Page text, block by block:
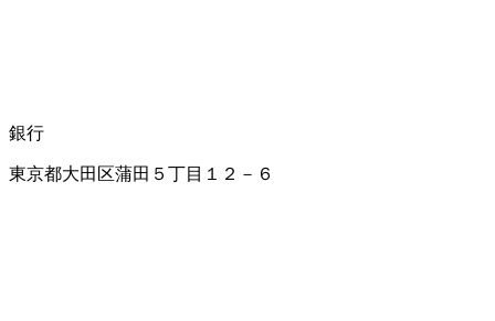
銀行
東京都大田区蒲田５丁目１２－６